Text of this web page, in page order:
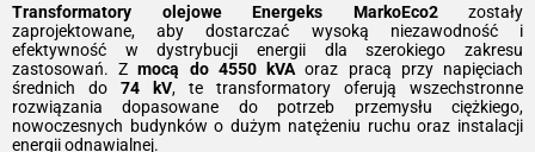
Transformatory olejowe Energeks MarkoEco2zostały
zaprojektowane, aby dostarczać wysoką niezawodność i
efektywność w dystrybucji energii dla szerokiego zakresu
zastosowań. Zmocą do 4550 kVA oraz pracą przy napięciach
średnich do 74 kV, te transformatory oferują wszechstronne
rozwiązania dopasowane do potrzeb przemysłu ciężkiego,
nowoczesnych budynków o dużym natężeniu ruchu oraz instalacji
energii odnawialnej.